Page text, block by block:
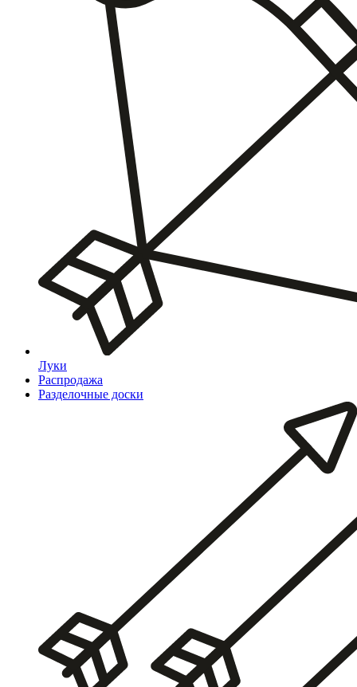
Луки
Распродажа
Разделочные доски